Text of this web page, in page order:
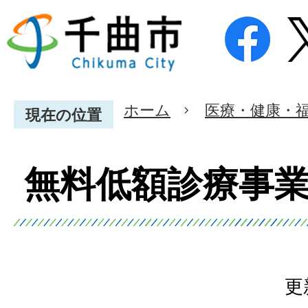
現在の位置 ホーム 医療・健康・
無料低額診療事